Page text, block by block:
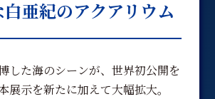
亜紀のアクアリウム
した海のシーンが、世界初公開を
展示を新たに加えて大幅拡大。